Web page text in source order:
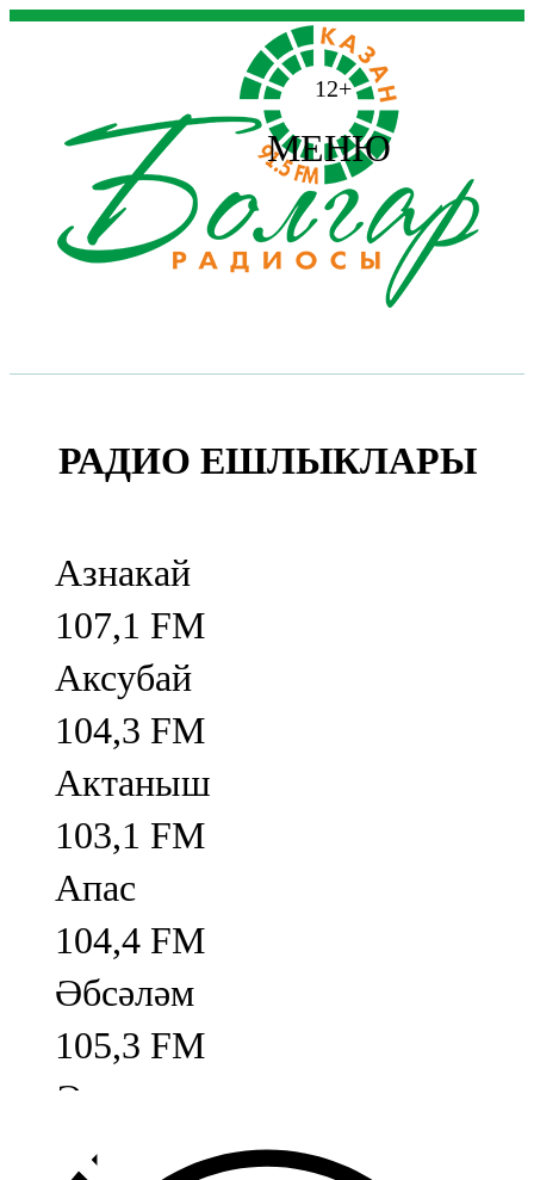
12+
МЕНЮ
РАДИО ЕШЛЫКЛАРЫ
Азнакай
107,1 FM
Аксубай
104,3 FM
Актаныш
103,1 FM
Апас
104,4 FM
Әбсәләм
105,3 FM
Әлмәт
92,9 FM